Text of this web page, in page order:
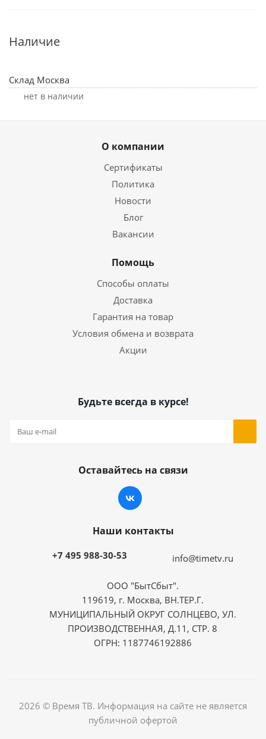
Наличие
Склад Москва
Нет в наличии
О компании
Сертификаты
Политика
Новости
Блог
Вакансии
Помощь
Способы оплаты
Доставка
Гарантия на товар
Условия обмена и возврата
Акции
Будьте всегда в курсе!
Оставайтесь на связи
Наши контакты
+7 495 988-30-53 info@timetv.ru
ООО "БытСбыт".
119619, г. Москва, ВН.ТЕР.Г.
МУНИЦИПАЛЬНЫЙ ОКРУГ СОЛНЦЕВО, УЛ.
ПРОИЗВОДСТВЕННАЯ, Д.11, СТР. 8
ОГРН: 1187746192886
2026 © Время ТВ. Информация на сайте не является
публичной офертой